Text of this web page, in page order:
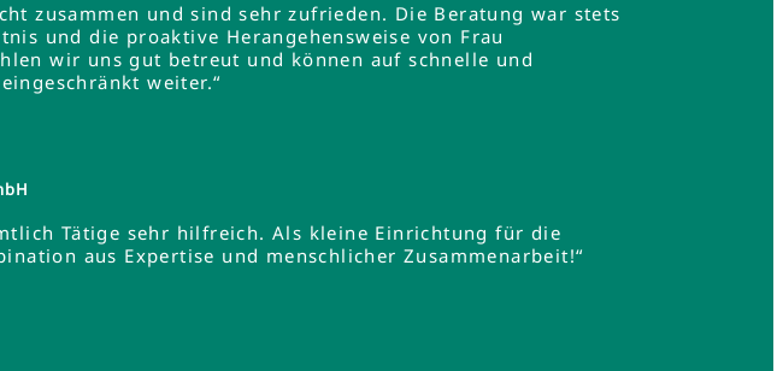
zusammen und sind sehr zufrieden. Die Beratung war stets
und die proaktive Herangehensweise von Frau
wir uns gut betreut und können auf schnelle und
weiter.“
Tätige sehr hilfreich. Als kleine Einrichtung für die
aus Expertise und menschlicher Zusammenarbeit!“